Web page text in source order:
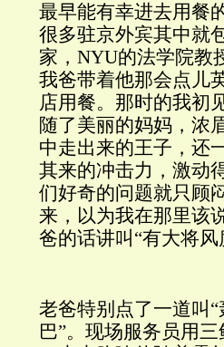
最早能有幸进去用餐
很多驻京外宾其中就
家， NYU的法学院教
我爸带着他那会点儿
店用餐。那时的我初
随了美丽的妈妈，浓
中走出来的王子，还
其来的冲击力，激动
们好奇的问题就只顾
来，以为我在那里该
爸的话讲叫“有大将
老爸特别点了一道叫
巴”。现场服务员用